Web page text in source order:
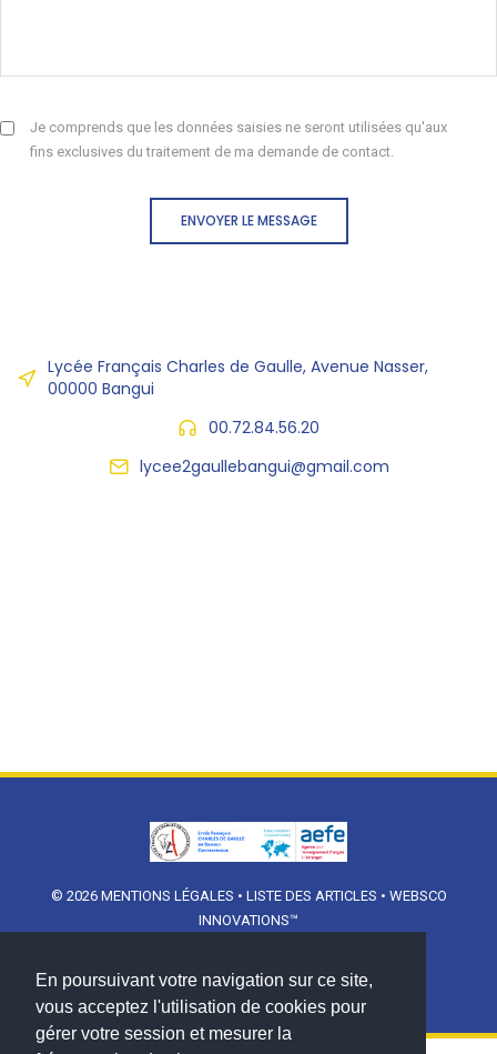
En poursuivant votre navigation sur ce site,
vous acceptez l'utilisation de cookies pour
gérer votre session et mesurer la
Je comprends que les données saisies ne seront utilisées qu'aux
fins exclusives du traitement de ma demande de contact.
ENVOYER LE MESSAGE
Lycée Français Charles de Gaulle, Avenue Nasser,
00000 Bangui
00.72.84.56.20
lycee2gaullebangui@gmail.com
© 2026 MENTIONS LÉGALES • LISTE DES ARTICLES • WEBSCO
INNOVATIONS™